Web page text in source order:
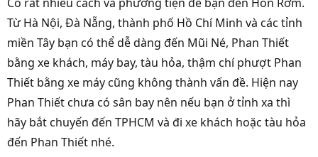
Từ Hà Nội, Đà Nẵng, thành phố Hồ Chí Minh và các tỉnh
miền Tây bạn có thể dễ dàng đến Mũi Né, Phan Thiết
bằng xe khách, máy bay, tàu hỏa, thậm chí phượt Phan
Thiết bằng xe máy cũng không thành vấn đề. Hiện nay
Phan Thiết chưa có sân bay nên nếu bạn ở tỉnh xa thì
hãy bắt chuyến đến TPHCM và đi xe khách hoặc tàu hỏa
đến Phan Thiết nhé.